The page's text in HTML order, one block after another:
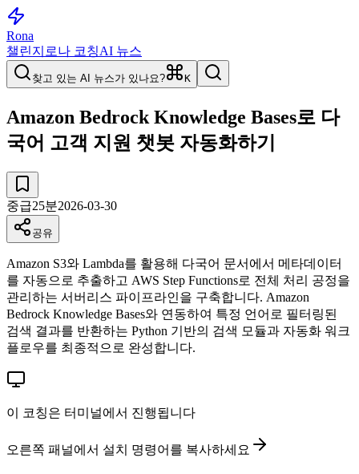
Rona
챌린지 로나 코칭AI 뉴스
찾고 있는 AI 뉴스가 있나요? K
Amazon Bedrock Knowledge Bases로 다
국어 고객 지원 챗봇 자동화하기
중급25분2026-03-30
공유
Amazon S3와 Lambda를 활용해 다국어 문서에서 메타데이터
를 자동으로 추출하고 AWS Step Functions로 전체 처리 공정을
관리하는 서버리스 파이프라인을 구축합니다. Amazon
Bedrock Knowledge Bases와 연동하여 특정 언어로 필터링된
검색 결과를 반환하는 Python 기반의 검색 모듈과 자동화 워크
플로우를 최종적으로 완성합니다.
이 코칭은 터미널에서 진행됩니다
오른쪽 패널에서 설치 명령어를 복사하세요